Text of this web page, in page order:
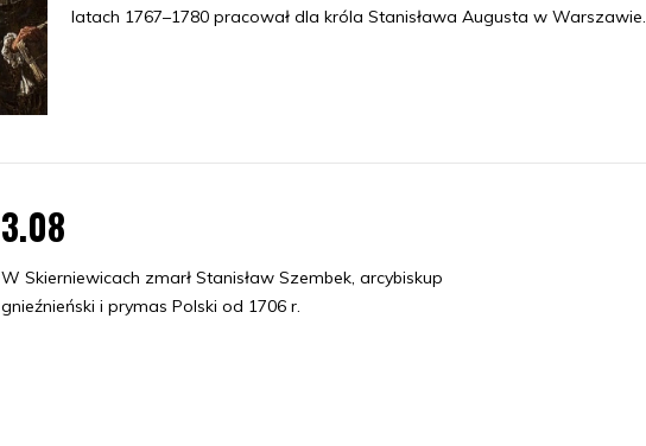
latach 1767–1780 pracował dla króla Stanisława Augusta w Warszawie.
3.08
W Skierniewicach zmarł Stanisław Szembek, arcybiskup
gnieźnieński i prymas Polski od 1706 r.